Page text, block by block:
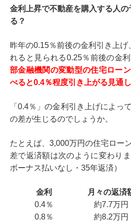
金利上昇で不動産を購入する人
る？
昨年の0.15％前後の金利引き上げ
れると見られる0.25％前後の金
部金融機関の変動型の住宅ロー
べると0.4％程度引き上がる見通し
「0.4％」の金利引き上げによっ
の差が生じるのでしょうか。
たとえば、3,000万円の住宅ロー
差で返済額は次のように変わり
ボーナス払いなし・35年返済）
金利 月々の返済
0.4％
約7.7万円
0.8％
約8.2万円